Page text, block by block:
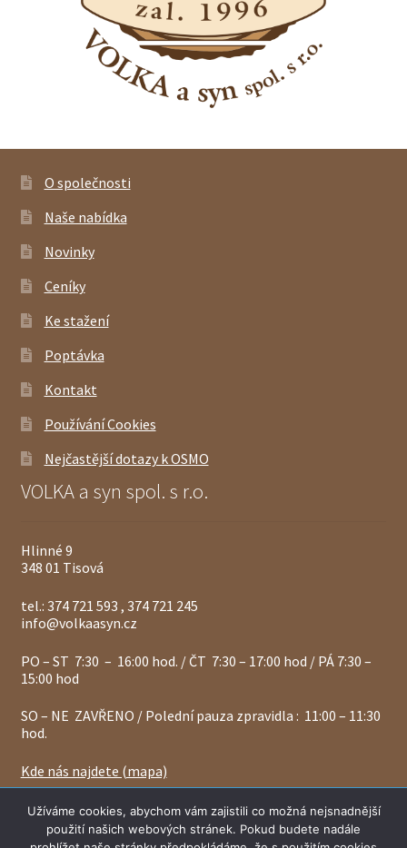
Vážení zákazníci, ceny a zásoby materiálů se mohou
denně měnit, proto vás žádáme - vždy si prosím naší
platnou cenu a skladové zásoby u nás ověřte.
O společnosti
Naše nabídka
Novinky
Ceníky
Ke stažení
Poptávka
Kontakt
Používání Cookies
Nejčastější dotazy k OSMO
VOLKA a syn spol. s r.o.
Hlinné 9
348 01 Tisová
tel.: 374 721 593 , 374 721 245
info@volkaasyn.cz
PO – ST 7:30 – 16:00 hod. / ČT 7:30 – 17:00 hod / PÁ 7:30 –
15:00 hod
SO – NE ZAVŘENO / Polední pauza zpravidla : 11:00 – 11:30
hod.
Kde nás najdete (mapa)
Užíváme cookies, abychom vám zajistili co možná nejsnadnější
použití našich webových stránek. Pokud budete nadále